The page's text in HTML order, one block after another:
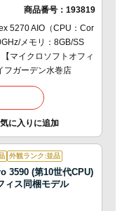
商品番号： 193819
5270 AIO（CPU：Cor
メモリ：8GB/SS
マイクロソフトオフィ
フガーデン水巻店
外観ランク:並品
3590 (第10世代CPU)
ィス同梱モデル